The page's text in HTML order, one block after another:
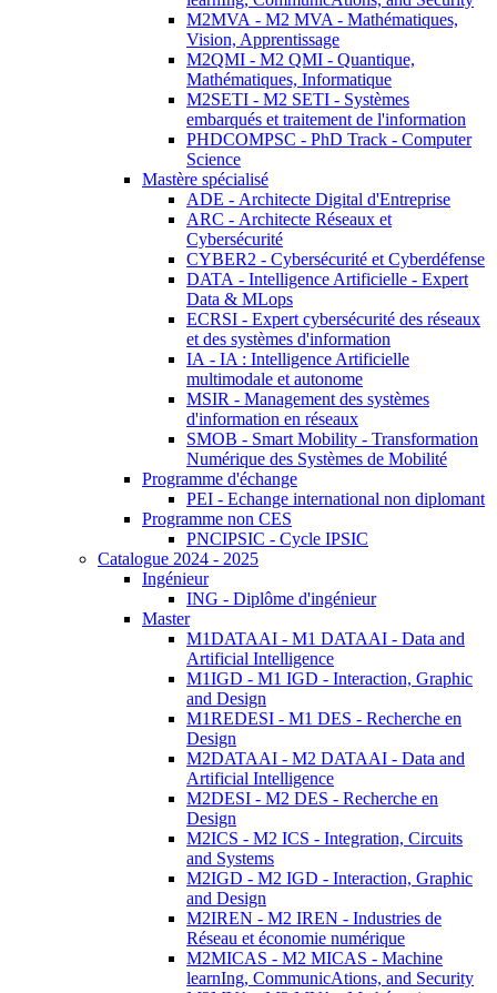
M2MVA - M2 MVA - Mathématiques,
Vision, Apprentissage
M2QMI - M2 QMI - Quantique,
Mathématiques, Informatique
M2SETI - M2 SETI - Systèmes
embarqués et traitement de l'information
PHDCOMPSC - PhD Track - Computer
Science
Mastère spécialisé
ADE - Architecte Digital d'Entreprise
ARC - Architecte Réseaux et
Cybersécurité
CYBER2 - Cybersécurité et Cyberdéfense
DATA - Intelligence Artificielle - Expert
Data & MLops
ECRSI - Expert cybersécurité des réseaux
et des systèmes d'information
IA - IA : Intelligence Artificielle
multimodale et autonome
MSIR - Management des systèmes
d'information en réseaux
SMOB - Smart Mobility - Transformation
Numérique des Systèmes de Mobilité
Programme d'échange
PEI - Echange international non diplomant
Programme non CES
PNCIPSIC - Cycle IPSIC
Catalogue 2024 - 2025
Ingénieur
ING - Diplôme d'ingénieur
Master
M1DATAAI - M1 DATAAI - Data and
Artificial Intelligence
M1IGD - M1 IGD - Interaction, Graphic
and Design
M1REDESI - M1 DES - Recherche en
Design
M2DATAAI - M2 DATAAI - Data and
Artificial Intelligence
M2DESI - M2 DES - Recherche en
Design
M2ICS - M2 ICS - Integration, Circuits
and Systems
M2IGD - M2 IGD - Interaction, Graphic
and Design
M2IREN - M2 IREN - Industries de
Réseau et économie numérique
M2MICAS - M2 MICAS - Machine
learnIng, CommunicAtions, and Security